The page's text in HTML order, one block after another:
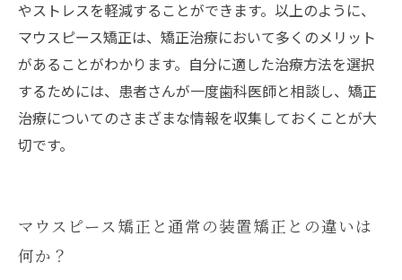
やストレスを軽減することができます。以上のように、
マウスピース矯正は、矯正治療において多くのメリット
があることがわかります。自分に適した治療方法を選択
するためには、患者さんが一度歯科医師と相談し、矯正
治療についてのさまざまな情報を収集しておくことが大
切です。
マウスピース矯正と通常の装置矯正との違いは
何か？